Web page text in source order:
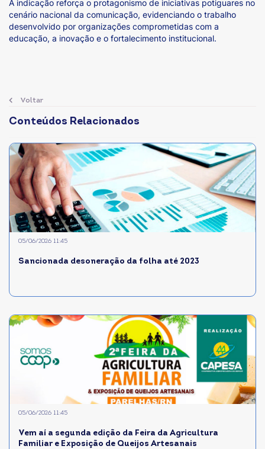
A indicação reforça o protagonismo de iniciativas potiguares no
cenário nacional da comunicação, evidenciando o trabalho
desenvolvido por organizações comprometidas com a
educação, a inovação e o fortalecimento institucional.
Voltar
Conteúdos Relacionados
Sancionada desoneração da folha até 2023
05/06/2026 11:45
Vem aí a segunda edição da Feira da Agricultura
Familiar e Exposição de Queijos Artesanais
05/06/2026 11:45